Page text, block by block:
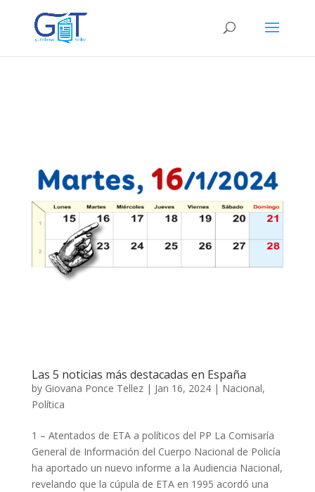
Las 5 noticias más destacadas en España
by Giovana Ponce Tellez| Jan 16, 2024| Nacional,
Política
1 – Atentados de ETA a políticos del PP La Comisaría
General de Información del Cuerpo Nacional de Policía
ha aportado un nuevo informe a la Audiencia Nacional,
revelando que la cúpula de ETA en 1995 acordó una